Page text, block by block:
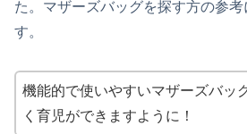
た。マザーズバッグを探す方の参
す。
機能的で使いやすいマザーズバッ
く育児ができますように！